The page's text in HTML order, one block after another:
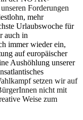
Forderungen
mehr
Urlaubswoche für
auch in
immer wieder ein,
auf europäischer
Aushöhlung unserer
setzen wir auf
nicht mit
Weise zum